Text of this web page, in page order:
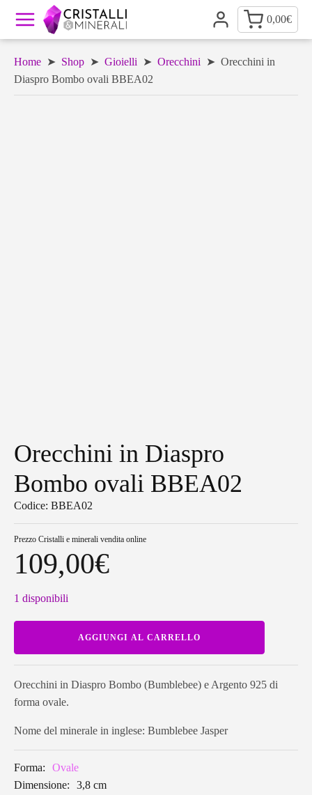
0,00€
Home ➤ Shop ➤ Gioielli ➤ Orecchini ➤ Orecchini in
Diaspro Bombo ovali BBEA02
Orecchini in Diaspro
Bombo ovali BBEA02
Codice: BBEA02
Prezzo Cristalli e minerali vendita online
109,00€
1 disponibili
Diaspro
Bombo
BBEA02
AGGIUNGI AL CARRELLO
Orecchini in Diaspro Bombo (Bumblebee) e Argento 925 di
forma ovale.
Nome del minerale in inglese: Bumblebee Jasper
Forma:
Ovale
Dimensione:
3,8 cm